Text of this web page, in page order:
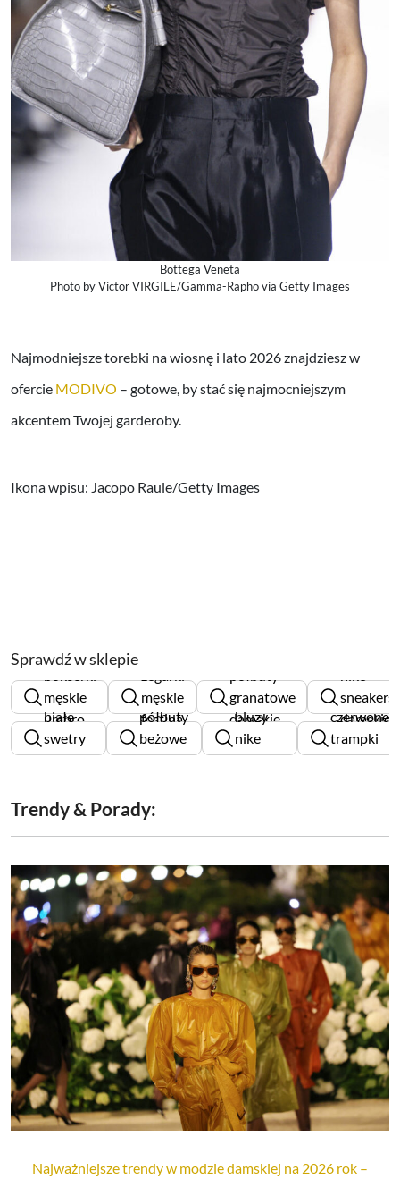
Bottega Veneta
Photo by Victor VIRGILE/Gamma-Rapho via Getty Images
Najmodniejsze torebki na wiosnę i lato 2026 znajdziesz w
ofercie MODIVO – gotowe, by stać się najmocniejszym
akcentem Twojej garderoby.
Ikona wpisu: Jacopo Raule/Getty Images
Sprawdź w sklepie
męskie
umbro
męskie
festina
granatowe
damskie
damskie
białe
swetry
damskie
półbuty
beżowe
damskie
bluzy
nike
damskie
czerwone
trampki
damskie
Trendy & Porady:
Najważniejsze trendy w modzie damskiej na 2026 rok –